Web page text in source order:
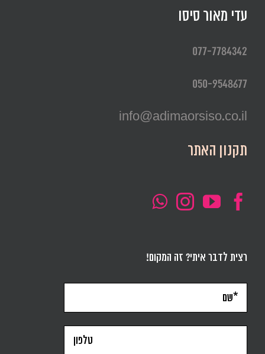
עדי מאור סיסו
077-7784342
050-9548677
info@adimaorsiso.co.il
תקנון האתר
רצית לדבר איתי? זה המקום!